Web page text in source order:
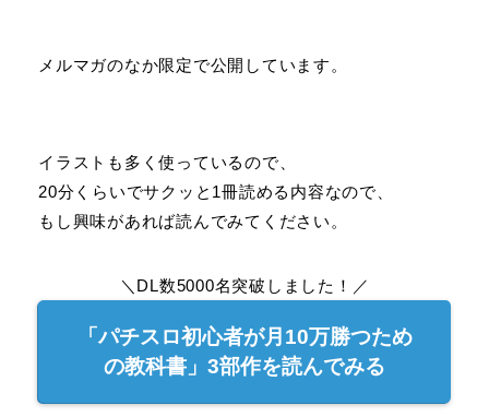
メルマガのなか限定で公開しています。
イラストも多く使っているので、
20分くらいでサクッと1冊読める内容なので、
もし興味があれば読んでみてください。
＼DL数5000名突破しました！／
「パチスロ初心者が月10万勝つため
の教科書」3部作を読んでみる